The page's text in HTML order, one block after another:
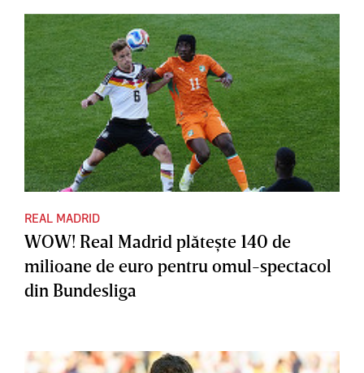
REAL MADRID
WOW! Real Madrid plăteşte 140 de
milioane de euro pentru omul-spectacol
din Bundesliga